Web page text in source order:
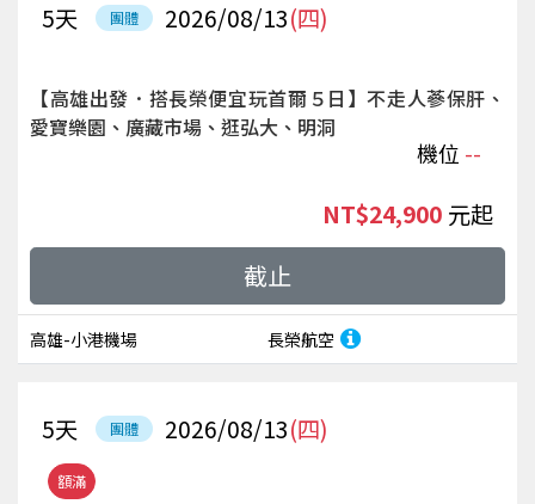
團體 2026/08/13(四)
5天
【高雄出發．搭長榮便宜玩首爾５日】不走人蔘保肝、
愛寶樂園、廣藏市場、逛弘大、明洞
機位 --
高雄-小港機場 長榮航空
NT$24,900 起
截止
額滿
團體 2026/08/13(四)
5天